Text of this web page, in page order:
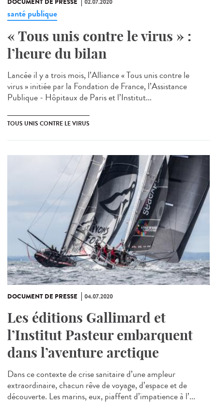
DOCUMENT DE PRESSE 02.07.2020
santé publique
« Tous unis contre le virus » :
l’heure du bilan
Lancée il y a trois mois, l’Alliance « Tous unis contre le
virus » initiée par la Fondation de France, l’Assistance
Publique - Hôpitaux de Paris et l’Institut...
TOUS UNIS CONTRE LE VIRUS
DOCUMENT DE PRESSE 04.07.2020
Les éditions Gallimard et
l’Institut Pasteur embarquent
dans l’aventure arctique
Dans ce contexte de crise sanitaire d’une ampleur
extraordinaire, chacun rêve de voyage, d’espace et de
découverte. Les marins, eux, piaffent d’impatience à l’...